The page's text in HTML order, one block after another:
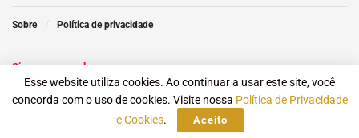
Sobre Política de privacidade
Siga nossas redes
Esse website utiliza cookies. Ao continuar a usar este site, você
concorda com o uso de cookies. Visite nossa Política de Privacidade
e Cookies. Aceito